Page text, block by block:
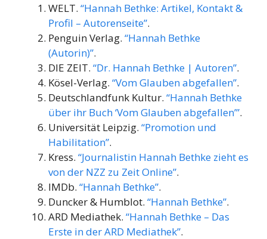
WELT. “Hannah Bethke: Artikel, Kontakt &
Profil – Autorenseite”.
Penguin Verlag. “Hannah Bethke
(Autorin)”.
DIE ZEIT. “Dr. Hannah Bethke | Autoren”.
Kösel-Verlag. “Vom Glauben abgefallen”.
Deutschlandfunk Kultur. “Hannah Bethke
über ihr Buch ‘Vom Glauben abgefallen’”.
Universität Leipzig. “Promotion und
Habilitation”.
Kress. “Journalistin Hannah Bethke zieht es
von der NZZ zu Zeit Online”.
IMDb. “Hannah Bethke”.
Duncker & Humblot. “Hannah Bethke”.
ARD Mediathek. “Hannah Bethke – Das
Erste in der ARD Mediathek”.